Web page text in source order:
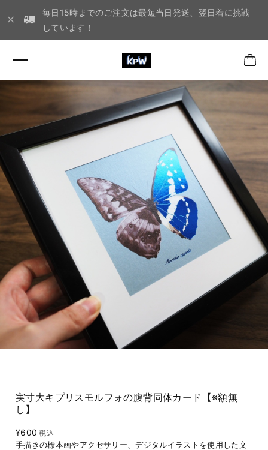
毎日15時までのご注文は最短当日発送、翌日着に挑戦
しています！
実寸大キプリスモルフォの腹背同体カード【※額無
し】
¥600 税込
手描きの標本画やアクセサリー、デジタルイラストを使用した文